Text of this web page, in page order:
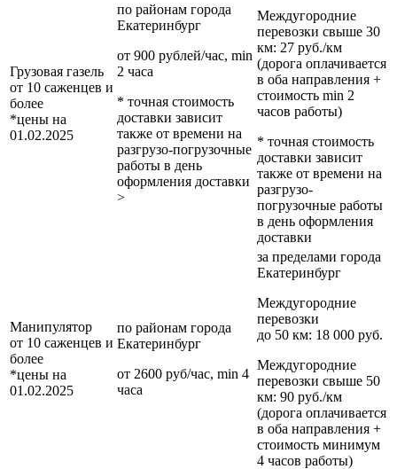
Грузовая газель
от 10 саженцев и
более
*цены на
01.02.2025
по районам города
Екатеринбург
от 900 рублей/час, min
2 часа
* точная стоимость
доставки зависит
также от времени на
разгрузо-погрузочные
работы в день
оформления доставки
>
Междугородние
перевозки свыше 30
км: 27 руб./км
(дорога оплачивается
в оба направления +
стоимость min 2
часов работы)
* точная стоимость
доставки зависит
также от времени на
разгрузо-
погрузочные работы
в день оформления
доставки
Манипулятор
от 10 саженцев и
более
*цены на
01.02.2025
по районам города
Екатеринбург
от 2600 руб/час, min 4
часа
за пределами города
Екатеринбург
Междугородние
перевозки
до 50 км: 18 000 руб.
Междугородние
перевозки свыше 50
км: 90 руб./км
(дорога оплачивается
в оба направления +
стоимость минимум
4 часов работы)